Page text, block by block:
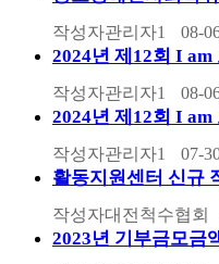
작성자관리자1 08-
2024년 제12회 I
작성자관리자1 08-
2024년 제12회 I
작성자관리자1 07-
활동지원센터 신규
작성자대전척수협회
2023년 기부금모금